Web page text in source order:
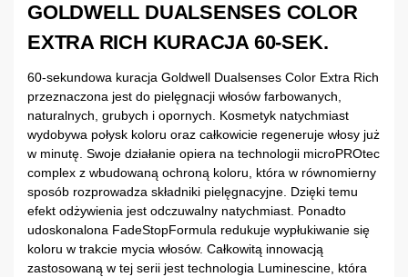
GOLDWELL DUALSENSES COLOR
EXTRA RICH KURACJA 60-SEK.
60-sekundowa kuracja Goldwell Dualsenses Color Extra Rich
przeznaczona jest do pielęgnacji włosów farbowanych,
naturalnych, grubych i opornych. Kosmetyk natychmiast
wydobywa połysk koloru oraz całkowicie regeneruje włosy już
w minutę. Swoje działanie opiera na technologii microPROtec
complex z wbudowaną ochroną koloru, która w równomierny
sposób rozprowadza składniki pielęgnacyjne. Dzięki temu
efekt odżywienia jest odczuwalny natychmiast. Ponadto
udoskonalona FadeStopFormula redukuje wypłukiwanie się
koloru w trakcie mycia włosów. Całkowitą innowacją
zastosowaną w tej serii jest technologia Luminescine, która